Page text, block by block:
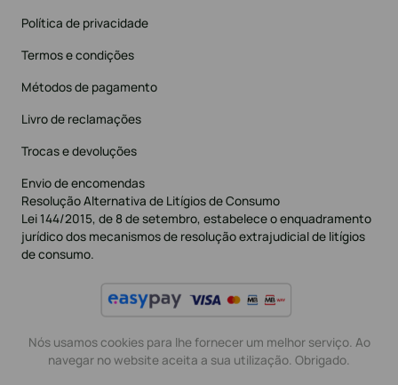
Política de privacidade
Termos e condições
Métodos de pagamento
Livro de reclamações
Trocas e devoluções
Envio de encomendas
Resolução Alternativa de Litígios de Consumo
Lei 144/2015, de 8 de setembro, estabelece o enquadramento
jurídico dos mecanismos de resolução extrajudicial de litígios
de consumo.
Nós usamos cookies para lhe fornecer um melhor serviço. Ao
navegar no website aceita a sua utilização. Obrigado.